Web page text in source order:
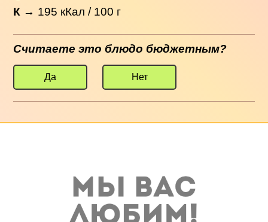
К → 195 кКал / 100 г
Считаете это блюдо бюджетным?
Да Нет